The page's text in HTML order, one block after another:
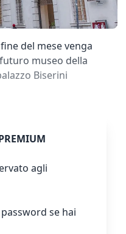
del mese venga
museo della
Biserini
agli
se hai